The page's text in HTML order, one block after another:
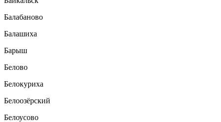
Балабаново
Балашиха
Барыш
Белово
Белокуриха
Белоозёрский
Белоусово